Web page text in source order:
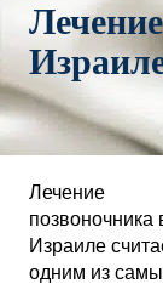
Лечение
позвоночника
Израиле
одним из